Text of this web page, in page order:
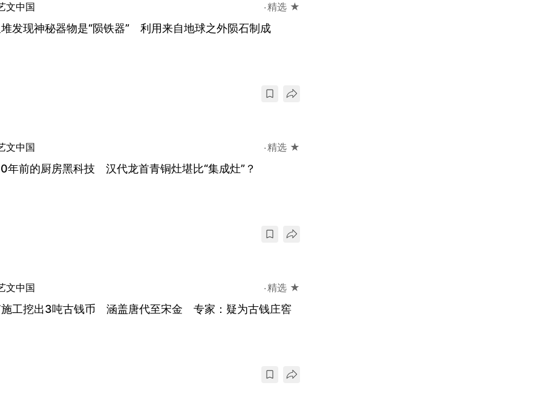
文中国 精选 ★
发现神秘器物是“陨铁器” 利用来自地球之外陨石制成
文中国 精选 ★
年前的厨房黑科技 汉代龙首青铜灶堪比“集成灶”？
文中国 精选 ★
工挖出3吨古钱币 涵盖唐代至宋金 专家：疑为古钱庄窖